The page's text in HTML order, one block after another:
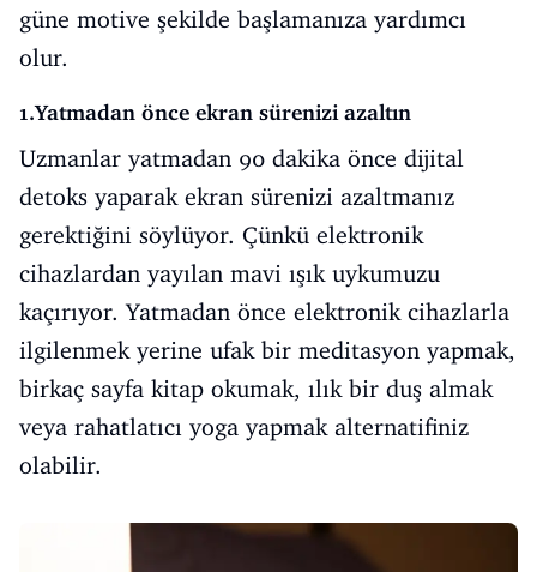
güne motive şekilde başlamanıza yardımcı
olur.
1.Yatmadan önce ekran sürenizi azaltın
Uzmanlar yatmadan 90 dakika önce dijital
detoks yaparak ekran sürenizi azaltmanız
gerektiğini söylüyor. Çünkü elektronik
cihazlardan yayılan mavi ışık uykumuzu
kaçırıyor. Yatmadan önce elektronik cihazlarla
ilgilenmek yerine ufak bir meditasyon yapmak,
birkaç sayfa kitap okumak, ılık bir duş almak
veya rahatlatıcı yoga yapmak alternatifiniz
olabilir.